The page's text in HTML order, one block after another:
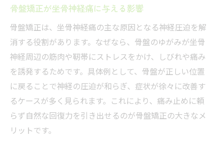
骨盤矯正が坐骨神経痛に与える影響
骨盤矯正は、坐骨神経痛の主な原因となる神経圧迫を解
消する役割があります。なぜなら、骨盤のゆがみが坐骨
神経周辺の筋肉や靭帯にストレスをかけ、しびれや痛み
を誘発するためです。具体例として、骨盤が正しい位置
に戻ることで神経の圧迫が和らぎ、症状が徐々に改善す
るケースが多く見られます。これにより、痛み止めに頼
らず自然な回復力を引き出せるのが骨盤矯正の大きなメ
リットです。